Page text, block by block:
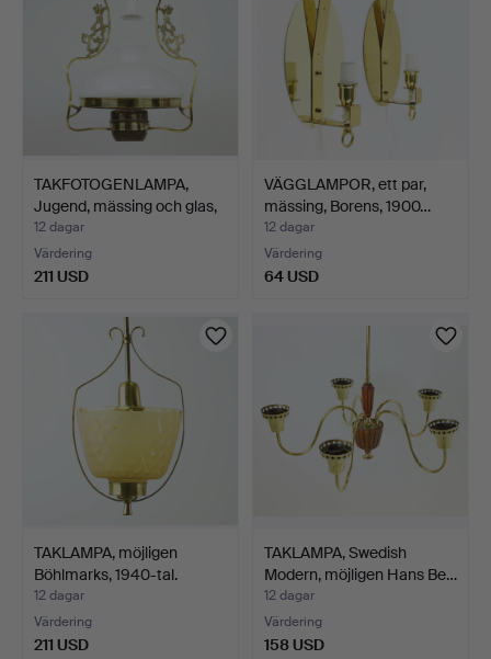
TAKFOTOGENLAMPA,
Jugend, mässing och glas,
…
12 dagar
Värdering
211 USD
VÄGGLAMPOR, ett par,
mässing, Borens, 1900…
12 dagar
Värdering
64 USD
TAKLAMPA, möjligen
Böhlmarks, 1940-tal.
12 dagar
Värdering
211 USD
TAKLAMPA, Swedish
Modern, möjligen Hans Be…
12 dagar
Värdering
158 USD